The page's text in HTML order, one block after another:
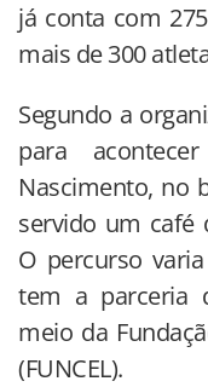
já conta com
mais de 300
Segundo a
para
Nascimento, no
servido um café
O percurso
tem a parceria
meio da
(FUNCEL).